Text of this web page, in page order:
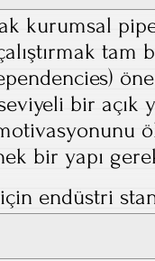
kurumsal
tam
bir açık
bir yapı
endüstri